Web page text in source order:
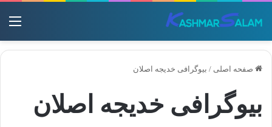
صفحه اصلی / بیوگرافی خدیجه اصلان
بیوگرافی خدیجه اصلان